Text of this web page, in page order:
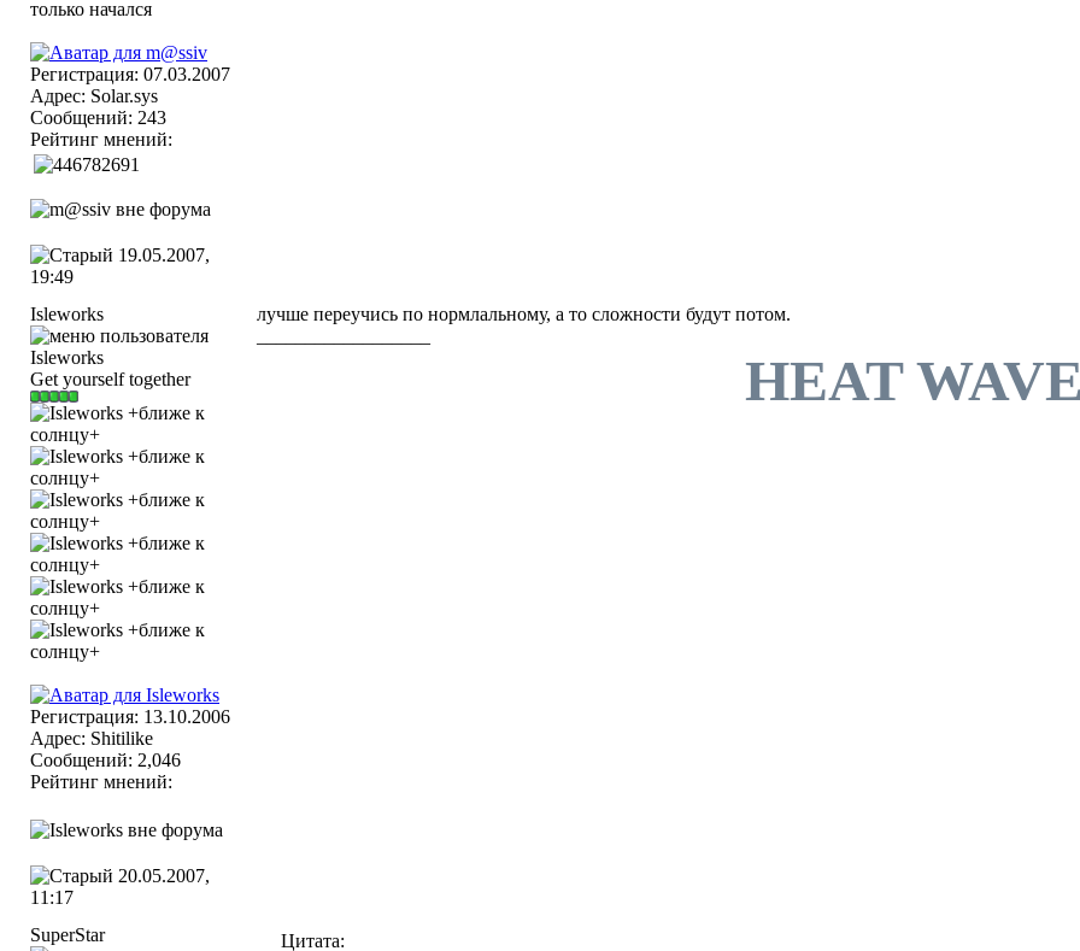
Регистрация: 07.03.2007
Адрес: Solar.sys
Сообщений: 243
Рейтинг мнений:
19.05.2007,
19:49
Isleworks
Get yourself together
Регистрация: 13.10.2006
Адрес: Shitilike
Сообщений: 2,046
Рейтинг мнений:
лучше переучись по нормлальному, а то сложности будут потом.
HEAT
20.05.2007,
11:17
SuperStar
Цитата: